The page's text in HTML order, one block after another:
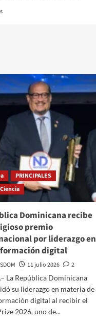
PRINCIPALES
Dominicana recibe
premio
por liderazgo en
digital
11 julio 2026
2
La República Dominicana
su liderazgo en materia de
digital al recibir el
2026, uno de...